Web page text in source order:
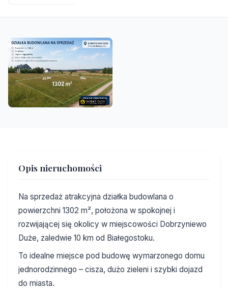
Opis nieruchomości
Na sprzedaż atrakcyjna działka budowlana o
powierzchni 1302 m², położona w spokojnej i
rozwijającej się okolicy w miejscowości Dobrzyniewo
Duże, zaledwie 10 km od Białegostoku.
To idealne miejsce pod budowę wymarzonego domu
jednorodzinnego – cisza, dużo zieleni i szybki dojazd
do miasta.